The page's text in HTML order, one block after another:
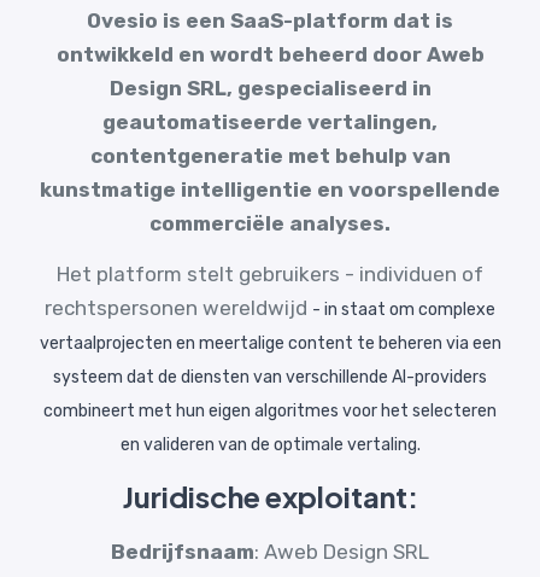
Ovesio is een SaaS-platform dat is
ontwikkeld en wordt beheerd door Aweb
Design SRL, gespecialiseerd in
geautomatiseerde vertalingen,
contentgeneratie met behulp van
kunstmatige intelligentie en voorspellende
commerciële analyses.
Het platform stelt gebruikers - individuen of
rechtspersonen wereldwijd - in staat om complexe
vertaalprojecten en meertalige content te beheren via een
systeem dat de diensten van verschillende AI-providers
combineert met hun eigen algoritmes voor het selecteren
en valideren van de optimale vertaling.
Juridische exploitant:
Bedrijfsnaam: Aweb Design SRL